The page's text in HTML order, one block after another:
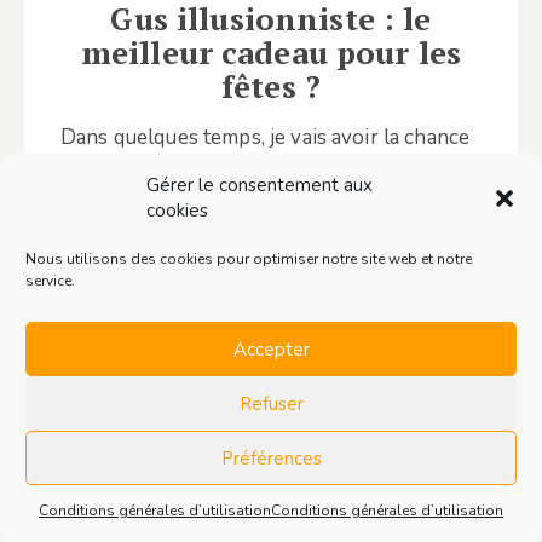
Gérer le consentement aux
cookies
Nous utilisons des cookies pour optimiser notre site web et notre
service.
Accepter
Refuser
Préférences
Conditions générales d’utilisationConditions générales d’utilisation
Gus illusionniste : le
meilleur cadeau pour les
fêtes ?
Dans quelques temps, je vais avoir la chance
de revoir un artiste qui ne fait pas de stand-
up. Gus est…
Lire ce contenu